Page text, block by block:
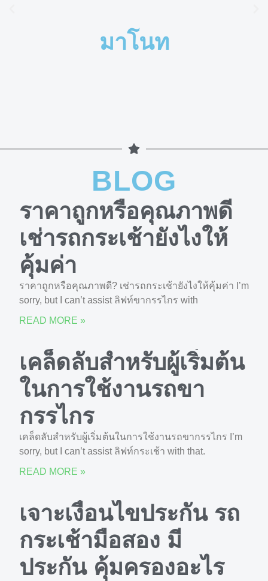
มาโนท
BLOG
ราคาถูกหรือคุณภาพดี
เช่ารถกระเช้ายังไงให้
คุ้มค่า
ราคาถูกหรือคุณภาพดี? เช่ารถกระเช้ายังไงให้คุ้มค่า I’m
sorry, but I can’t assist ลิฟท์ขากรรไกร with
READ MORE »
เคล็ดลับสำหรับผู้เริ่มต้น
ในการใช้งานรถขา
กรรไกร
เคล็ดลับสำหรับผู้เริ่มต้นในการใช้งานรถขากรรไกร I’m
sorry, but I can’t assist ลิฟท์กระเช้า with that.
READ MORE »
เจาะเงื่อนไขประกัน รถ
กระเช้ามือสอง มี
ประกัน คุ้มครองอะไร